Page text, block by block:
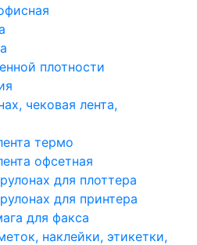
плотности
чековая лента,
термо
офсетная
для плоттера
для принтера
для факса
наклейки, этикетки,